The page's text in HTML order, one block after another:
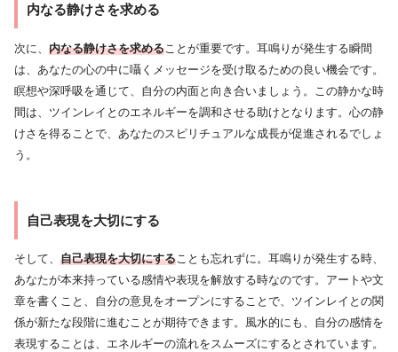
内なる静けさを求める
次に、 内なる静けさを求める ことが重要です。耳鳴りが発生する瞬間
は、あなたの心の中に囁くメッセージを受け取るための良い機会です。
瞑想や深呼吸を通じて、自分の内面と向き合いましょう。この静かな時
間は、ツインレイとのエネルギーを調和させる助けとなります。心の静
けさを得ることで、あなたのスピリチュアルな成長が促進されるでしょ
う。
自己表現を大切にする
そして、 自己表現を大切にすることも忘れずに。耳鳴りが発生する時、
あなたが本来持っている感情や表現を解放する時なのです。アートや文
章を書くこと、自分の意見をオープンにすることで、ツインレイとの関
係が新たな段階に進むことが期待できます。風水的にも、自分の感情を
表現することは、エネルギーの流れをスムーズにするとされています。